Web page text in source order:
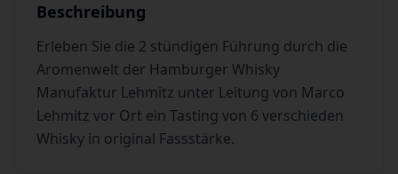
Beschreibung
Erleben Sie die 2 stündigen Führung durch die
Aromenwelt der Hamburger Whisky
Manufaktur Lehmitz unter Leitung von Marco
Lehmitz vor Ort ein Tasting von 6 verschieden
Whisky in original Fassstärke.